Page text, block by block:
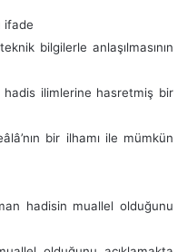
ifade
bilgilerle anlaşılmasının
ilimlerine hasretmiş bir
bir ilhamı ile mümkün
hadisin muallel olduğunu